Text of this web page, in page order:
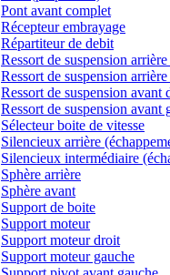
Pont avant complet
Récepteur embrayage
Répartiteur de debit
Ressort de suspension
Ressort de suspension
Ressort de suspension avant
Ressort de suspension avant
Sélecteur boite de vitesse
Silencieux arrière
Silencieux intermédiaire
Sphère arrière
Sphère avant
Support de boite
Support moteur
Support moteur droit
Support moteur gauche